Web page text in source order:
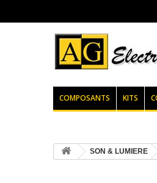
COMPOSANTS KITS
SON & LUMIERE